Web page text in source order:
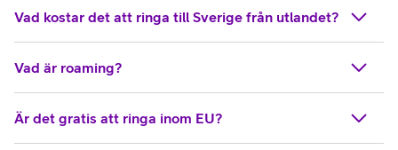
Vad kostar det att ringa till Sverige från utlandet?
Vad är roaming?
Är det gratis att ringa inom EU?